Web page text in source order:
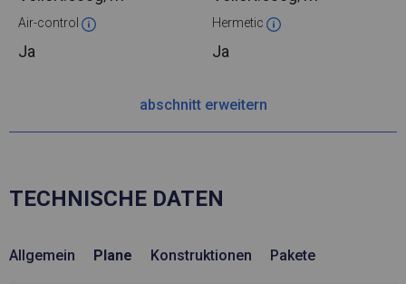
Air-control
Ja
Hermetic
Ja
abschnitt erweitern
TECHNISCHE DATEN
Allgemein Plane Konstruktionen Pakete